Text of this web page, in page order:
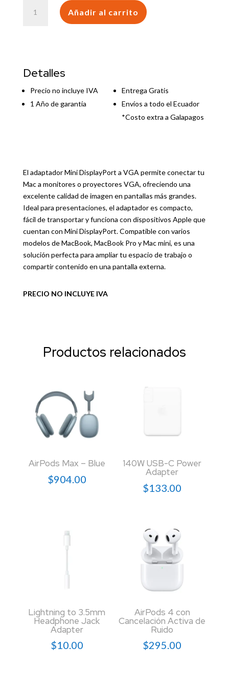
Display
cantidad
Añadir al carrito
Detalles
Precio no incluye IVA
1 Año de garantía
Entrega Gratis
Envíos a todo el Ecuador
*Costo extra a Galapagos
El adaptador Mini DisplayPort a VGA permite conectar tu
Mac a monitores o proyectores VGA, ofreciendo una
excelente calidad de imagen en pantallas más grandes.
Ideal para presentaciones, el adaptador es compacto,
fácil de transportar y funciona con dispositivos Apple que
cuentan con Mini DisplayPort. Compatible con varios
modelos de MacBook, MacBook Pro y Mac mini, es una
solución perfecta para ampliar tu espacio de trabajo o
compartir contenido en una pantalla externa.
PRECIO NO INCLUYE IVA
Productos relacionados
AirPods Max – Blue
$904.00
140W USB-C Power
Adapter
$133.00
Lightning to 3.5mm
Headphone Jack
Adapter
$10.00
AirPods 4 con
Cancelación Activa de
Ruido
$295.00